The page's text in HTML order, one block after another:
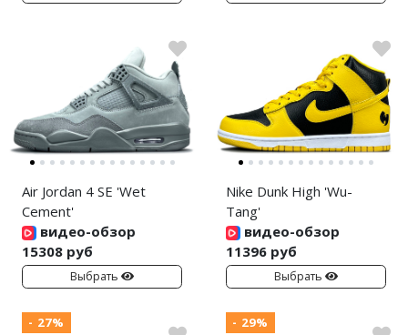
Air Jordan 4 SE 'Wet
Cement'
видео-обзор
15308 руб
Выбрать
Nike Dunk High 'Wu-
Tang'
видео-обзор
11396 руб
Выбрать
- 27% - 29%